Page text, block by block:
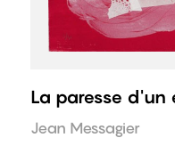
La paresse d'un
Jean Messagier